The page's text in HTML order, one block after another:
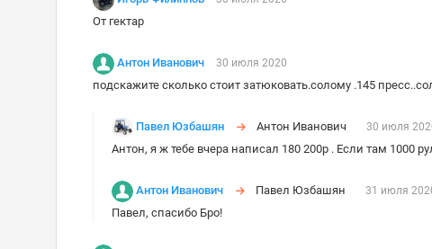
От гектар
Антон Иванович 30 июля 2020
подскажите сколько стоит затюковать.солому .145
Павел Юзбашян Антон Иванович 30 июля
Антон, я ж тебе вчера написал 180 200р . Если там 1000
Антон Иванович Павел Юзбашян 31 июля
Павел, спасибо Бро!